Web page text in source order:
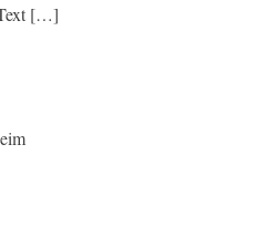
[…]